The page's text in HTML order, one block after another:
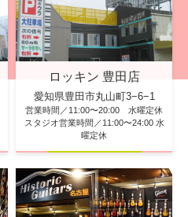
ロッキン 豊田店
愛知県豊田市丸山町3−6−1
営業時間／11:00〜20:00 水曜定休
スタジオ営業時間／11:00〜24:00 水
曜定休